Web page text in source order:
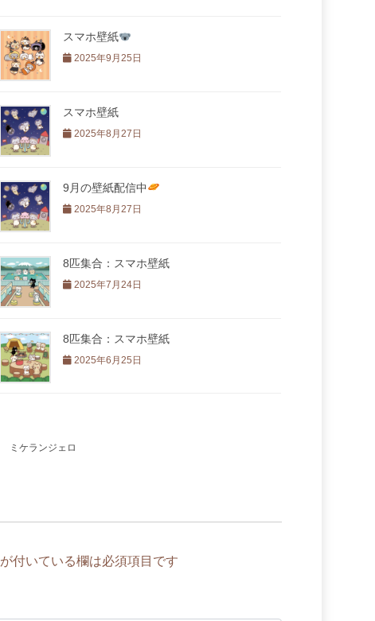
スマホ壁紙
2025年9月25日
スマホ壁紙
2025年8月27日
9月の壁紙配信中
2025年8月27日
8匹集合：スマホ壁紙
2025年7月24日
8匹集合：スマホ壁紙
2025年6月25日
ミケランジェロ
が付いている欄は必須項目です